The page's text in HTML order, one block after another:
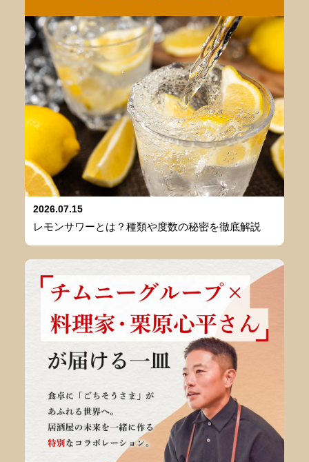
2026.07.15
レモンサワーとは？種類や度数の秘密を徹底解説